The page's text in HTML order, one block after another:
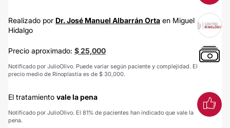
Realizado por Dr. José Manuel Albarrán Orta en Miguel
Hidalgo
Precio aproximado: $ 25,000
Notificado por JulioOlivo. Puede variar según paciente y complejidad. El
precio medio de Rinoplastia es de $ 30,000.
El tratamiento vale la pena
Notificado por JulioOlivo. El 81% de pacientes han indicado que vale la
pena.